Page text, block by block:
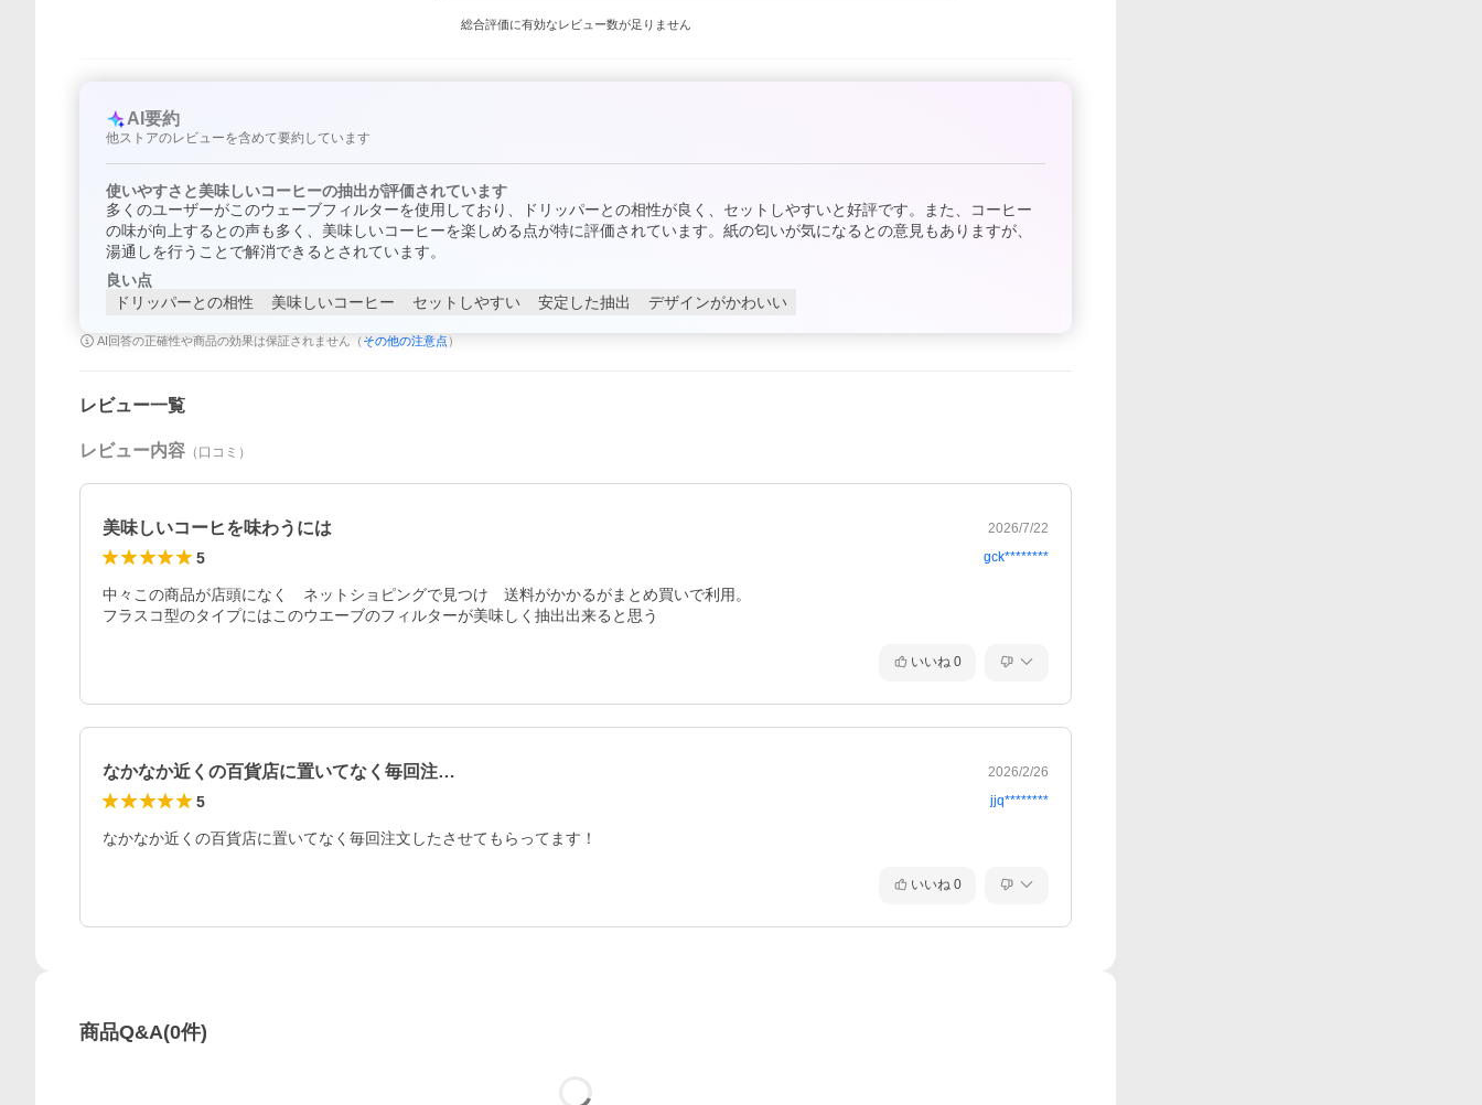
総合評価に有効なレビュー数が足りません
AI要約
他ストアのレビューを含めて要約しています
使いやすさと美味しいコーヒーの抽出が評価されています
多くのユーザーがこのウェーブフィルターを使用しており、ドリッパーとの相性が良く、セットしやすいと好評です。また、コーヒー
の味が向上するとの声も多く、美味しいコーヒーを楽しめる点が特に評価されています。紙の匂いが気になるとの意見もありますが、
湯通しを行うことで解消できるとされています。
良い点
ドリッパーとの相性
美味しいコーヒー セットしやすい 安定した抽出 デザインがかわいい
AI回答の正確性や商品の効果は保証されません（ その他の注意点 ）
レビュー一覧
レビュー内容 （口コミ）
美味しいコーヒを味わうには 2026/7/22
5 gck********
中々この商品が店頭になく　ネットショピングで見つけ　送料がかかるがまとめ買いで利用。
フラスコ型のタイプにはこのウエーブのフィルターが美味しく抽出出来ると思う
いいね 0
なかなか近くの百貨店に置いてなく毎回注… 2026/2/26
5 jjq********
いいね 0
商品Q&A(0件)